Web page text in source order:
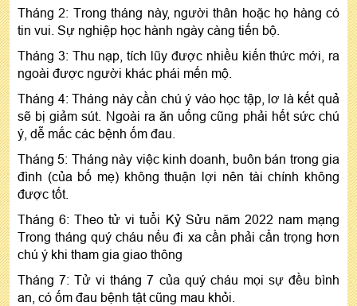
Tháng 2: Trong tháng này, người thân hoặc họ hàng có
tin vui. Sự nghiệp học hành ngày càng tiến bộ.
Tháng 3: Thu nạp, tích lũy được nhiều kiến thức mới, ra
ngoài được người khác phái mến mộ.
Tháng 4: Tháng này cần chú ý vào học tập, lơ là kết quả
sẽ bị giảm sút. Ngoài ra ăn uống cũng phải hết sức chú
ý, dễ mắc các bệnh ốm đau.
Tháng 5: Tháng này việc kinh doanh, buôn bán trong gia
đình (của bố mẹ) không thuận lợi nên tài chính không
được tốt.
Tháng 6: Theo tử vi tuổi Kỷ Sửu năm 2022 nam mạng
Trong tháng quý cháu nếu đi xa cần phải cẩn trọng hơn
chú ý khi tham gia giao thông
Tháng 7: Tử vi tháng 7 của quý cháu mọi sự đều bình
an, có ốm đau bệnh tật cũng mau khỏi.